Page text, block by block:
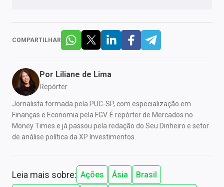
COMPARTILHAR
Por Liliane de Lima
Repórter
Jornalista formada pela PUC-SP, com especialização em
Finanças e Economia pela FGV. É repórter de Mercados no
Money Times e já passou pela redação do Seu Dinheiro e setor
de análise política da XP Investimentos.
Leia mais sobre: Ações Ásia
Brasil